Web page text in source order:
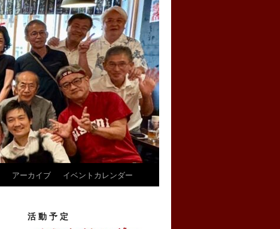
アーカイブ イベントカレンダー
活 動 予 定